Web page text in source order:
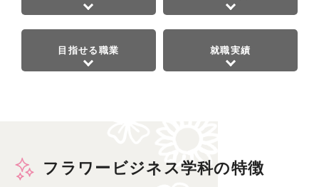
目指せる職業 就職実績
フラワービジネス学科の特徴